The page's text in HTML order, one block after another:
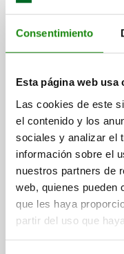
Consentimiento
Esta página web usa
Las cookies de este
el contenido y los
sociales y analizar el
información sobre el
nuestros partners de
web, quienes pueden
que les haya
partir del uso que
PLACA DE
INOXIDABLE
FORMA=B
DISTANCIA ENTRE LAS
PERFORACIÓN DE
Referencia:05530-05-
$31.30